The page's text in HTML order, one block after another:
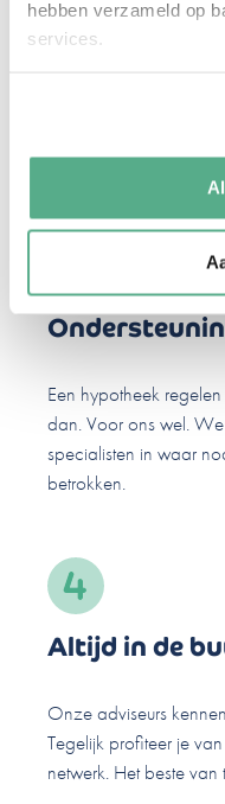
hebben verzameld op
services.
Onafhankelijk
Wij zijn er voor jou,
hypotheekaanbod
Een hypotheek
dan. Voor ons wel.
specialisten in waar
betrokken.
Altijd in de
Onze adviseurs
Tegelijk profiteer je
netwerk. Het beste